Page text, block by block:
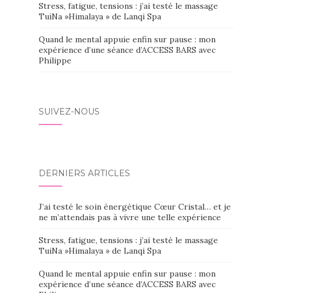
Stress, fatigue, tensions : j’ai testé le massage
TuiNa »Himalaya » de Lanqi Spa
Quand le mental appuie enfin sur pause : mon
expérience d’une séance d’ACCESS BARS avec
Philippe
SUIVEZ-NOUS
DERNIERS ARTICLES
J’ai testé le soin énergétique Cœur Cristal… et je
ne m’attendais pas à vivre une telle expérience
Stress, fatigue, tensions : j’ai testé le massage
TuiNa »Himalaya » de Lanqi Spa
Quand le mental appuie enfin sur pause : mon
expérience d’une séance d’ACCESS BARS avec